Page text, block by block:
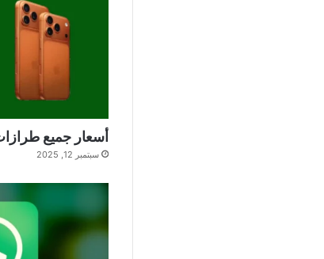
أسعار جميع طرازات آيفون
سبتمبر 12, 2025